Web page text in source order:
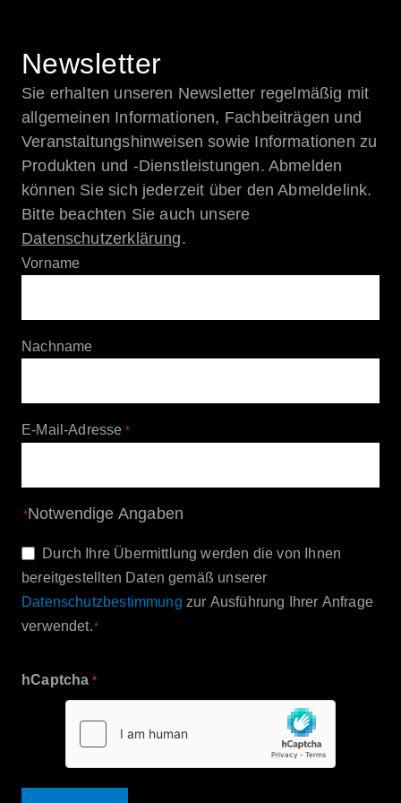
Newsletter
Sie erhalten unseren Newsletter regelmäßig mit
allgemeinen Informationen, Fachbeiträgen und
Veranstaltungshinweisen sowie Informationen zu
Produkten und -Dienstleistungen. Abmelden
können Sie sich jederzeit über den Abmeldelink.
Bitte beachten Sie auch unsere
Datenschutzerklärung.
Vorname
Nachname
E-Mail-Adresse *
*Notwendige Angaben
Einwilligung
*
Durch Ihre Übermittlung werden die von Ihnen
bereitgestellten Daten gemäß unserer
Datenschutzbestimmung zur Ausführung Ihrer Anfrage
verwendet.*
hCaptcha *